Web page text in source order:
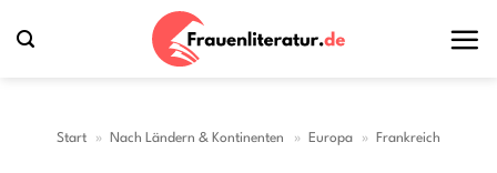
Inhalt
Start » Nach Ländern & Kontinenten » Europa » Frankreich